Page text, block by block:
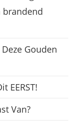
brandend
Gouden
EERST!
Van?